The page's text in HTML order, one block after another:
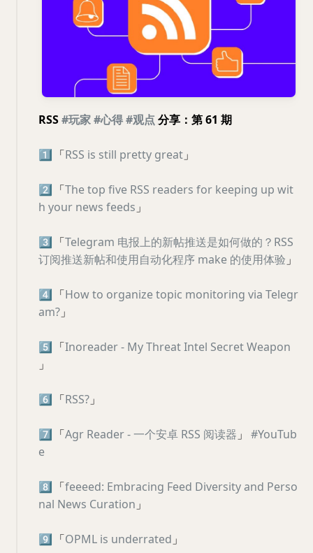
RSS#玩家#心得#观点 分享：第 61 期
1️⃣ 「RSS is still pretty great 」
2️⃣ 「The top five RSS readers for keeping up wit
h your news feeds 」
3️⃣ 「Telegram 电报上的新帖推送是如何做的？RSS
订阅推送新帖和使用自动化程序 make 的使用体验 」
4️⃣ 「How to organize topic monitoring via Telegr
am? 」
5️⃣ 「Inoreader - My Threat Intel Secret Weapon
」
6️⃣ 「RSS? 」
7️⃣ 「Agr Reader - 一个安卓 RSS 阅读器 」 #YouTub
e
8️⃣ 「feeeed: Embracing Feed Diversity and Perso
nal News Curation 」
9️⃣ 「OPML is underrated 」